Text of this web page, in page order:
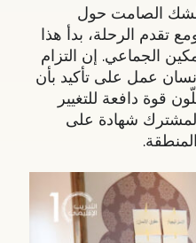
الصامت حول
تقدم الرحلة، بدأ هذا
الجماعي. إن التزام
عمل على تأكيد بأن
قوة دافعة للتغيير
المشترك شهادة على